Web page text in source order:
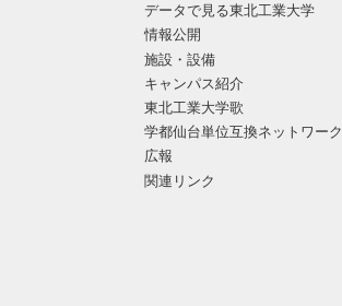
データで見る東北工業大学
情報公開
施設・設備
キャンパス紹介
東北工業大学歌
学都仙台単位互換ネットワーク
広報
関連リンク